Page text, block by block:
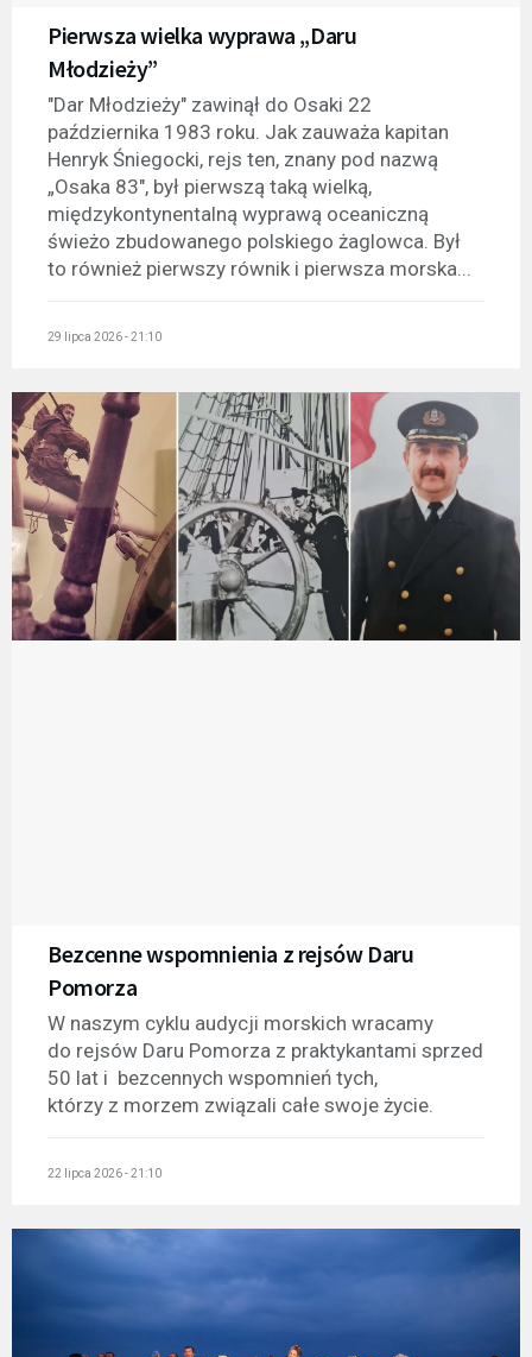
Pierwsza wielka wyprawa „Daru
Młodzieży”
"Dar Młodzieży" zawinął do Osaki 22
października 1983 roku. Jak zauważa kapitan
Henryk Śniegocki, rejs ten, znany pod nazwą
„Osaka 83", był pierwszą taką wielką,
międzykontynentalną wyprawą oceaniczną
świeżo zbudowanego polskiego żaglowca. Był
to również pierwszy równik i pierwsza morska...
29 lipca 2026 - 21:10
Bezcenne wspomnienia z rejsów Daru
Pomorza
W naszym cyklu audycji morskich wracamy
do rejsów Daru Pomorza z praktykantami sprzed
50 lat i bezcennych wspomnień tych,
którzy z morzem związali całe swoje życie.
22 lipca 2026 - 21:10